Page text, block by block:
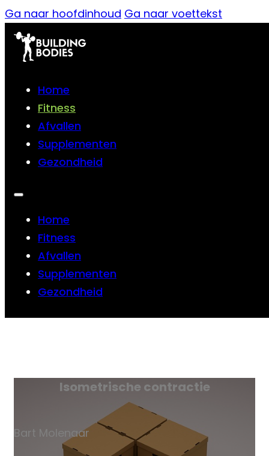
Ga naar hoofdinhoud Ga naar voettekst
Home
Fitness
Afvallen
Supplementen
Gezondheid
Home
Fitness
Afvallen
Supplementen
Gezondheid
Isometrische contractie
Bart Molenaar